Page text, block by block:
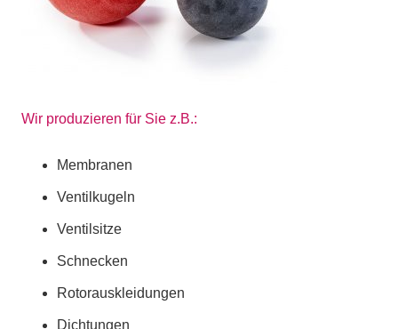
Wir produzieren für Sie z.B.:
Membranen
Ventilkugeln
Ventilsitze
Schnecken
Rotorauskleidungen
Dichtungen